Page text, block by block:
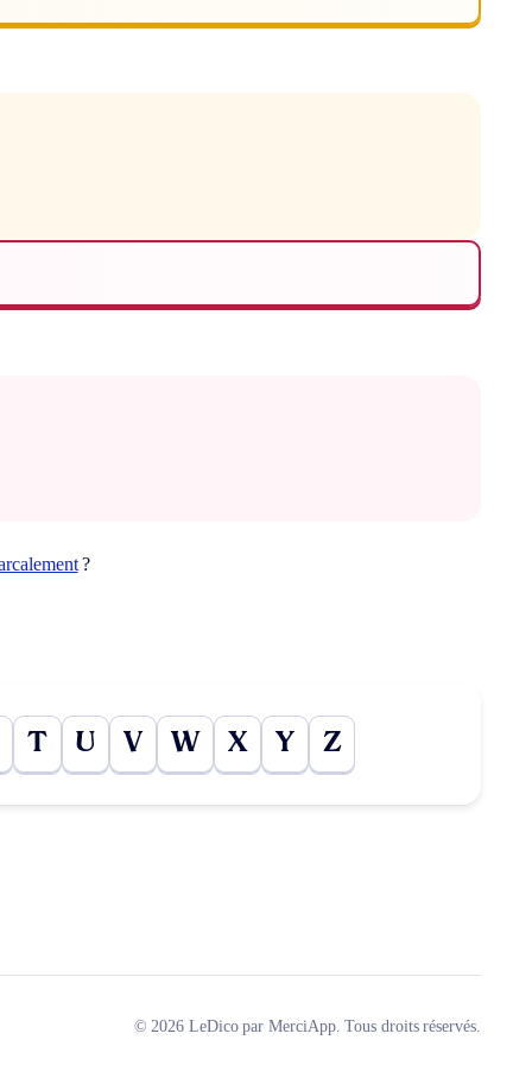
?
T U V W X Y Z
© 2026 LeDico par MerciApp. Tous droits réservés.